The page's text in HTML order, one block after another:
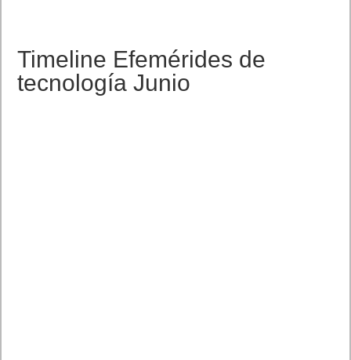
Timeline Efemérides de
tecnología Junio